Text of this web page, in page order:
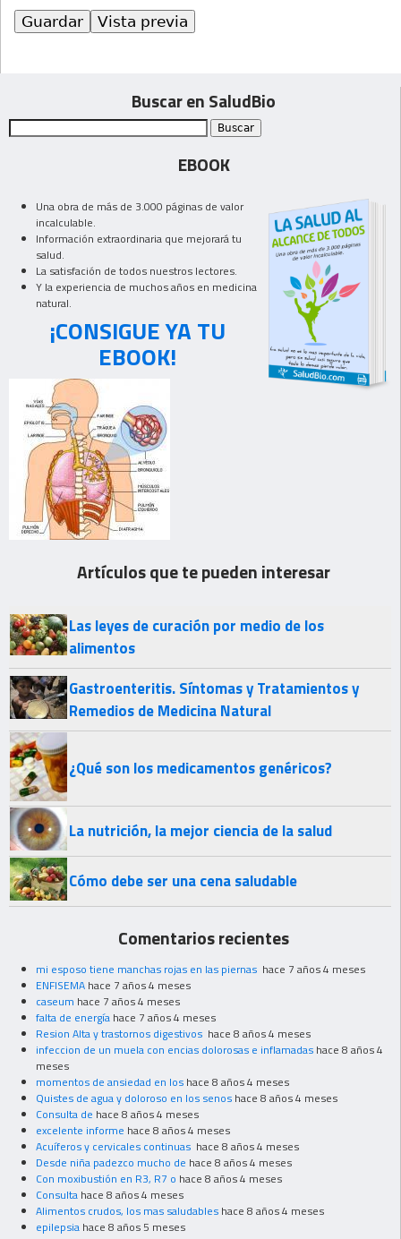
Buscar en SaludBio
EBOOK
Una obra de más de 3.000 páginas de valor
incalculable.
Información extraordinaria que mejorará tu
salud.
La satisfación de todos nuestros lectores.
Y la experiencia de muchos años en medicina
natural.
¡CONSIGUE YA TU
EBOOK!
Artículos que te pueden interesar
Las leyes de curación por medio de los
alimentos
Gastroenteritis. Síntomas y Tratamientos y
Remedios de Medicina Natural
¿Qué son los medicamentos genéricos?
La nutrición, la mejor ciencia de la salud
Cómo debe ser una cena saludable
Comentarios recientes
mi esposo tiene manchas rojas en las piernas hace 7 años 4 meses
ENFISEMA hace 7 años 4 meses
caseum hace 7 años 4 meses
falta de energía hace 7 años 4 meses
Resion Alta y trastornos digestivos hace 8 años 4 meses
infeccion de un muela con encias dolorosas e inflamadas hace 8 años 4
meses
momentos de ansiedad en los hace 8 años 4 meses
Quistes de agua y doloroso en los senos hace 8 años 4 meses
Consulta de hace 8 años 4 meses
excelente informe hace 8 años 4 meses
Acuíferos y cervicales continuas hace 8 años 4 meses
Desde niña padezco mucho de hace 8 años 4 meses
Con moxibustión en R3, R7 o hace 8 años 4 meses
Consulta hace 8 años 4 meses
Alimentos crudos, los mas saludables hace 8 años 4 meses
epilepsia hace 8 años 5 meses